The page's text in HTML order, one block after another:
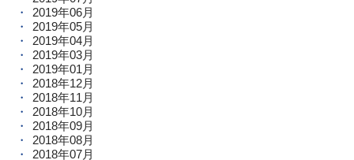
2019年06月
2019年05月
2019年04月
2019年03月
2019年01月
2018年12月
2018年11月
2018年10月
2018年09月
2018年08月
2018年07月